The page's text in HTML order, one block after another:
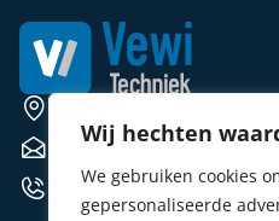
Wij hechten
We gebruiken cookies
gepersonaliseerde
+31 (0) 412 764102